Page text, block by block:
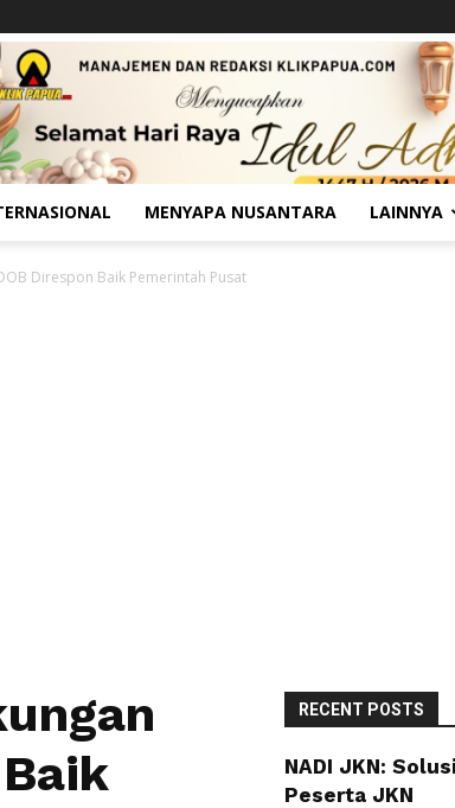
MENYAPA NUSANTARA LAINNYA
Direspon Baik Pemerintah Pusat
RECENT POSTS
NADI JKN:
Peserta JKN